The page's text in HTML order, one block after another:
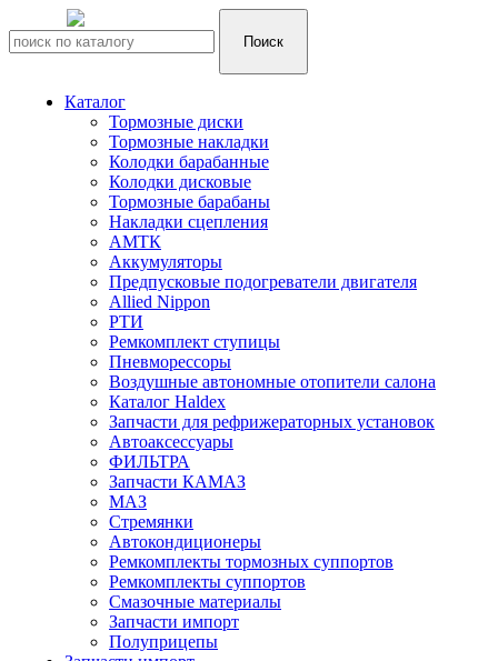
Каталог
Тормозные диски
Тормозные накладки
Колодки барабанные
Колодки дисковые
Тормозные барабаны
Накладки сцепления
АМТК
Аккумуляторы
Предпусковые подогреватели двигателя
Allied Nippon
РТИ
Ремкомплект ступицы
Пневморессоры
Воздушные автономные отопители салона
Каталог Haldex
Запчасти для рефрижераторных установок
Автоаксессуары
ФИЛЬТРА
Запчасти КАМАЗ
МАЗ
Стремянки
Автокондиционеры
Ремкомплекты тормозных суппортов
Ремкомплекты суппортов
Смазочные материалы
Запчасти импорт
Полуприцепы